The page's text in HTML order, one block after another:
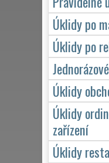
Úklidy po
Úklidy po
Úklidy
Úklidy
zařízení
Úklidy